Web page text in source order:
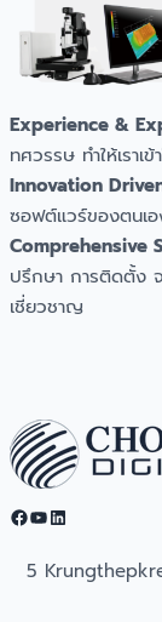
Experience &
ทศวรรษ ทำให้เรา
Innovation
ซอฟต์แวร์ของตนเ
Comprehensive
ปรึกษา การติดตั้ง
เชี่ยวชาญ
Facebook YouTube LinkedIn
5